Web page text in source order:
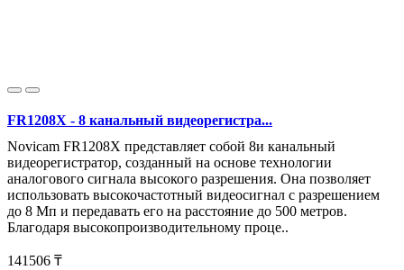
FR1208X - 8 канальный видеорегистра...
Novicam FR1208X представляет собой 8и канальный
видеорегистратор, созданный на основе технологии
аналогового сигнала высокого разрешения. Она позволяет
использовать высокочастотный видеосигнал с разрешением
до 8 Мп и передавать его на расстояние до 500 метров.
Благодаря высокопроизводительному проце..
141506 ₸